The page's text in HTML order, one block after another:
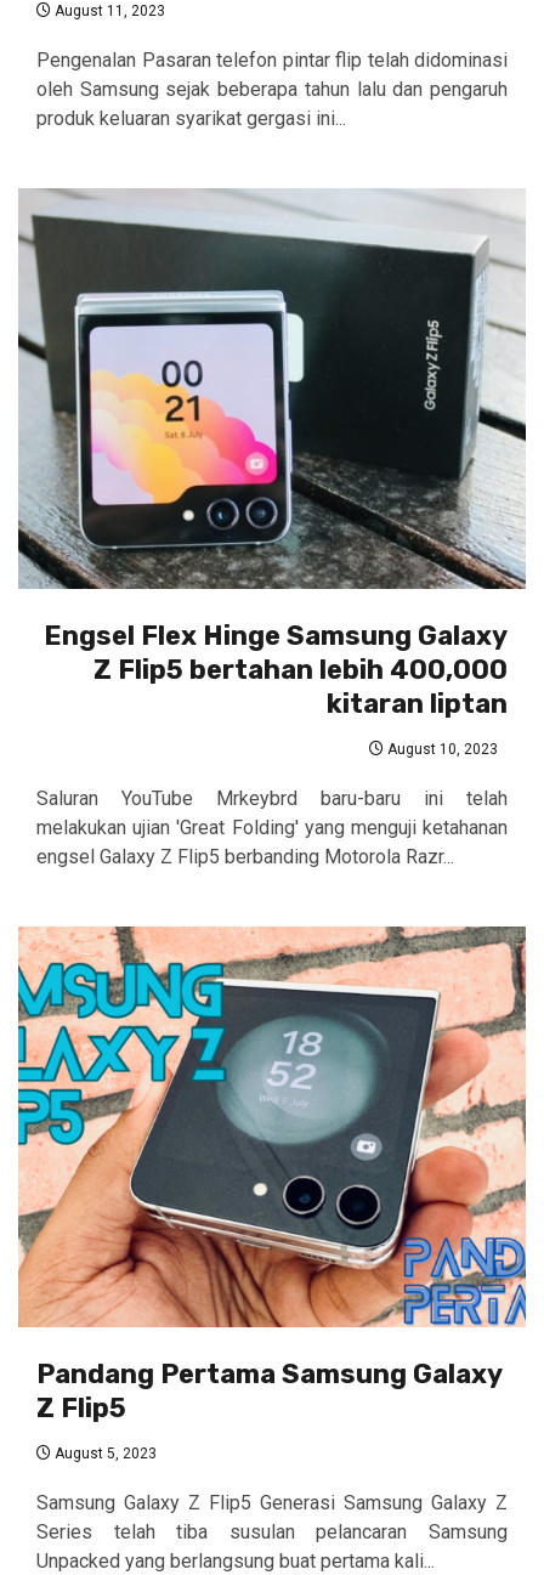
August 11, 2023
Pengenalan Pasaran telefon pintar flip telah didominasi
oleh Samsung sejak beberapa tahun lalu dan pengaruh
produk keluaran syarikat gergasi ini...
Engsel Flex Hinge Samsung Galaxy
Z Flip5 bertahan lebih 400,000
kitaran liptan
August 10, 2023
Saluran YouTube Mrkeybrd baru-baru ini telah
melakukan ujian 'Great Folding' yang menguji ketahanan
engsel Galaxy Z Flip5 berbanding Motorola Razr...
Pandang Pertama Samsung Galaxy
Z Flip5
August 5, 2023
Samsung Galaxy Z Flip5 Generasi Samsung Galaxy Z
Series telah tiba susulan pelancaran Samsung
Unpacked yang berlangsung buat pertama kali...